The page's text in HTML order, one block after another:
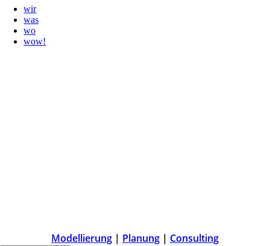
wir
was
wo
wow!
Modellierung | Planung | Consulting